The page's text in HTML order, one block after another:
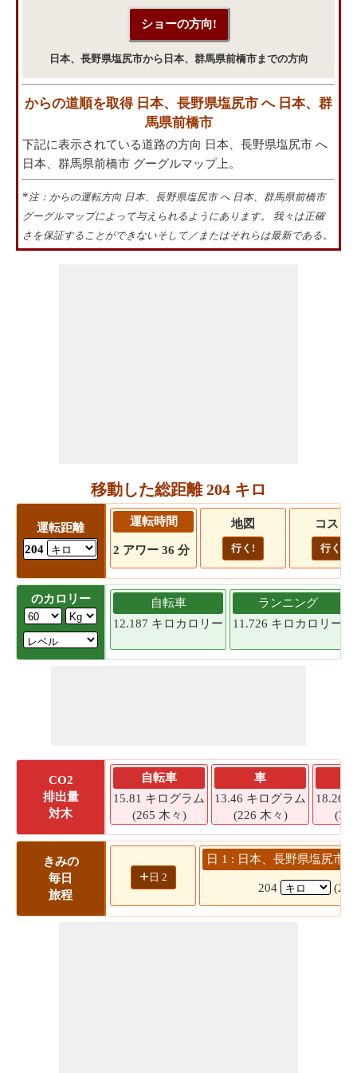
日本、長野県塩尻市から日本、群馬県前橋市までの方向
からの道順を取得 日本、長野県塩尻市 へ 日本、群
馬県前橋市
下記に表示されている道路の方向 日本、長野県塩尻市 へ
日本、群馬県前橋市 グーグルマップ上。
* 注：からの運転方向 日本、長野県塩尻市 へ 日本、群馬県前橋市
グーグルマップによって与えられるようにあります。 我々は正確
さを保証することができないそして／またはそれらは最新である。
移動した総距離 204 キロ
運転距離
204
運転時間
2 アワー 36 分
地図
行く!
コスト
行く!
のカロリー
自転車
12.187 キロカロリー
ランニング
11.726 キロカロリー
CO2
排出量
対木
自転車
15.81 キログラム
(265 木々)
車
13.46 キログラム
(226 木々)
18.26
きみの
毎日
旅程
+ 日 2
日 1 : 日本、長野県塩尻市
204 (2